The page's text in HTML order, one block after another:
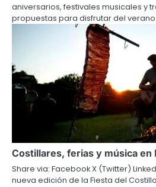
aniversarios, festivales musicales y
propuestas para disfrutar del
Costillares, ferias y música en
Share via: Facebook X (Twitter)
nueva edición de la Fiesta del